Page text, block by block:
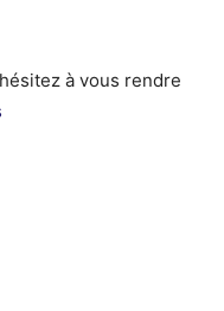
à vous rendre